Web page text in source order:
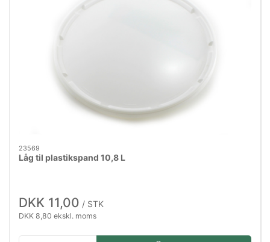
23569
Låg til plastikspand 10,8 L
DKK 11,00 / STK
DKK 8,80 ekskl. moms